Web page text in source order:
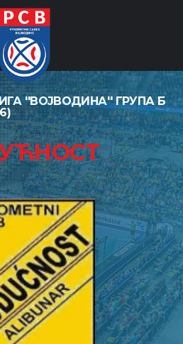
''ВОЈВОДИНА'' ГРУПА Б